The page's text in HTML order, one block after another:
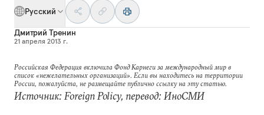
Русский
Дмитрий Тренин
21 апреля 2013 г.
Российская Федерация включила Фонд Карнеги за международный мир в
список «нежелательных организаций». Если вы находитесь на территории
России, пожалуйста, не размещайте публично ссылку на эту статью.
Источник: Foreign Policy, перевод: ИноСМИ